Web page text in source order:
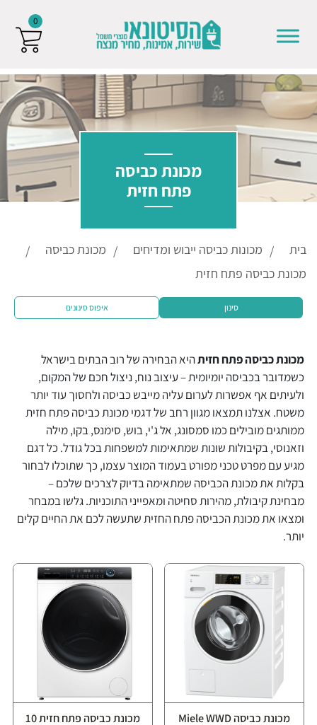
Skip to content
מכונת כביסה
פתח חזית
בית מכונות כביסה ייבוש ומדיחים
מכונת כביסה
מכונת כביסה פתח חזית
סינון איפוס סינונים
מכונת כביסה פתח חזיתהיא הבחירה של רוב הבתים בישראל
כשמדובר בכביסה יומיומית – עיצוב נוח, ניצול חכם של המקום,
ולעיתים אף אפשרות לערום עליה מייבש כביסה ולחסוך עוד יותר
משטח. אצלנו תמצאו מגוון רחב של דגמי מכונת כביסה פתח חזית
ממותגים מובילים כמו סמסונג, אל ג'י, בוש, סימנס, בקו, מילה
וזאנוסי, בקיבולות שונות שמתאימות למשפחות בכל גודל. כל דגם
מגיע עם מפרט טכני מפורט בעמוד המוצר עצמו, כך שתוכלו לבחור
בקלות את מכונת הכביסה שמתאימה בדיוק לצרכים שלכם –
מבחינת קיבולת, מהירות סחיטה ומאפייני התוכניות. גלשו במבחר
ומצאו את מכונת הכביסה פתח החזית שתעשה לכם את החיים קלים
יותר.
מכונת כביסה Miele WWD
מכונת כביסה פתח חזית ‏10
0